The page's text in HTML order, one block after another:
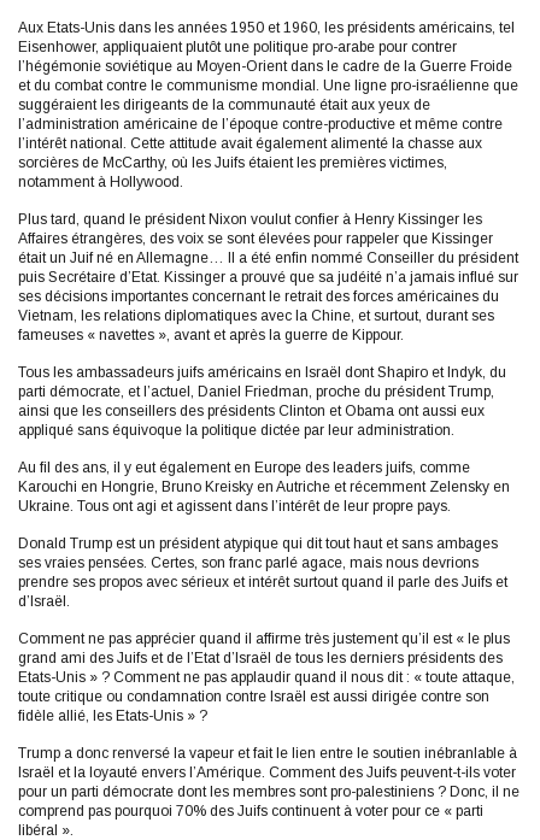
Aux Etats-Unis dans les années 1950 et 1960, les présidents américains, tel
Eisenhower, appliquaient plutôt une politique pro-arabe pour contrer
l’hégémonie soviétique au Moyen-Orient dans le cadre de la Guerre Froide
et du combat contre le communisme mondial. Une ligne pro-israélienne que
suggéraient les dirigeants de la communauté était aux yeux de
l’administration américaine de l’époque contre-productive et même contre
l’intérêt national. Cette attitude avait également alimenté la chasse aux
sorcières de McCarthy, où les Juifs étaient les premières victimes,
notamment à Hollywood.
Plus tard, quand le président Nixon voulut confier à Henry Kissinger les
Affaires étrangères, des voix se sont élevées pour rappeler que Kissinger
était un Juif né en Allemagne… Il a été enfin nommé Conseiller du président
puis Secrétaire d’Etat. Kissinger a prouvé que sa judéité n’a jamais influé sur
ses décisions importantes concernant le retrait des forces américaines du
Vietnam, les relations diplomatiques avec la Chine, et surtout, durant ses
fameuses « navettes », avant et après la guerre de Kippour.
Tous les ambassadeurs juifs américains en Israël dont Shapiro et Indyk, du
parti démocrate, et l’actuel, Daniel Friedman, proche du président Trump,
ainsi que les conseillers des présidents Clinton et Obama ont aussi eux
appliqué sans équivoque la politique dictée par leur administration.
Au fil des ans, il y eut également en Europe des leaders juifs, comme
Karouchi en Hongrie, Bruno Kreisky en Autriche et récemment Zelensky en
Ukraine. Tous ont agi et agissent dans l’intérêt de leur propre pays.
Donald Trump est un président atypique qui dit tout haut et sans ambages
ses vraies pensées. Certes, son franc parlé agace, mais nous devrions
prendre ses propos avec sérieux et intérêt surtout quand il parle des Juifs et
d’Israël.
Comment ne pas apprécier quand il affirme très justement qu’il est « le plus
grand ami des Juifs et de l’Etat d’Israël de tous les derniers présidents des
Etats-Unis » ? Comment ne pas applaudir quand il nous dit : « toute attaque,
toute critique ou condamnation contre Israël est aussi dirigée contre son
fidèle allié, les Etats-Unis » ?
Trump a donc renversé la vapeur et fait le lien entre le soutien inébranlable à
Israël et la loyauté envers l’Amérique. Comment des Juifs peuvent-t-ils voter
pour un parti démocrate dont les membres sont pro-palestiniens ? Donc, il ne
comprend pas pourquoi 70% des Juifs continuent à voter pour ce « parti
libéral ».